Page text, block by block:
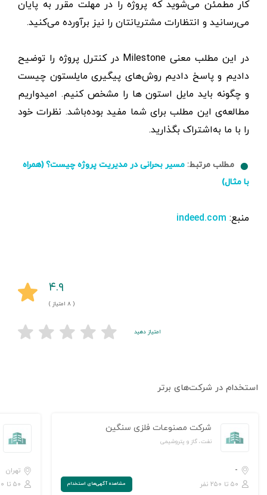
کار مطمئن می‌شوید که پروژه را در مهلت مقرر به پایان
می‌رسانید و انتظارات مشتریانتان را نیز برآورده می‌کنید.
در این مطلب معنی Milestone در کنترل پروژه را توضیح
دادیم و پاسخ دادیم روش‌های پیگیری مایلستون چیست
و چگونه باید مایل استون ها را مشخص کنیم. امیدواریم
مطالعه‌ی این مطلب برای شما مفید بوده‌باشد. نظرات خود
را با ما به‌اشتراک بگذارید.
مطلب مرتبط: مسیر بحرانی در مدیریت پروژه چیست؟ (همراه
با مثال)
منبع: indeed.com
۴.۹
( ۸ امتیاز )
امتیاز دهید
استخدام در شرکت‌های برتر
شرکت مصنوعات فلزی سنگین
نفت، گاز و پتروشیمی
-
۵۰ تا ۲۵۰ نفر مشاهده‌ آگهی‌های استخدام
تهران
۵۰ تا ۲۵۰ نفر